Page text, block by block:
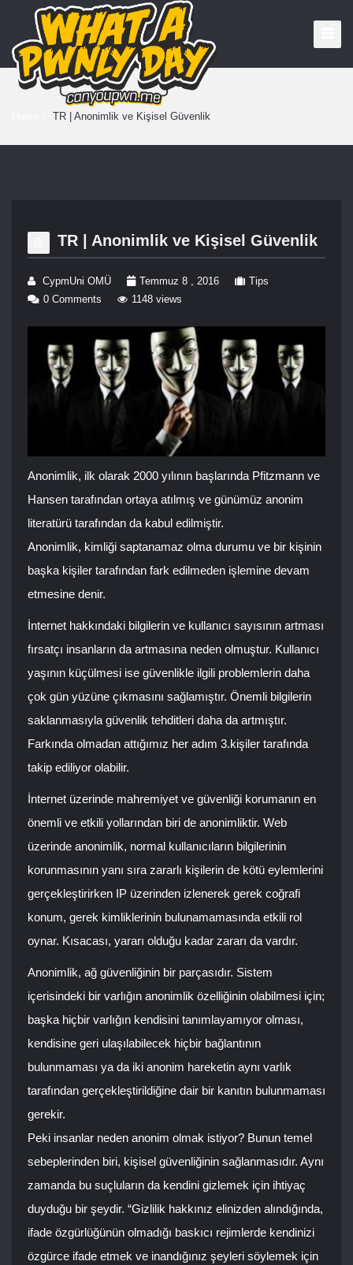
TR | Anonimlik ve Kişisel Güvenlik
TR | Anonimlik ve Kişisel Güvenlik
CypmUni OMÜ Temmuz 8 , 2016
Tips
0 Comments
1148 views
Anonimlik, ilk olarak 2000 yılının başlarında Pfitzmann ve
Hansen tarafından ortaya atılmış ve günümüz anonim
literatürü tarafından da kabul edilmiştir.
Anonimlik, kimliği saptanamaz olma durumu ve bir kişinin
başka kişiler tarafından fark edilmeden işlemine devam
etmesine denir.
İnternet hakkındaki bilgilerin ve kullanıcı sayısının artması
fırsatçı insanların da artmasına neden olmuştur. Kullanıcı
yaşının küçülmesi ise güvenlikle ilgili problemlerin daha
çok gün yüzüne çıkmasını sağlamıştır. Önemli bilgilerin
saklanmasıyla güvenlik tehditleri daha da artmıştır.
Farkında olmadan attığımız her adım 3.kişiler tarafında
takip ediliyor olabilir.
İnternet üzerinde mahremiyet ve güvenliği korumanın en
önemli ve etkili yollarından biri de anonimliktir. Web
üzerinde anonimlik, normal kullanıcıların bilgilerinin
korunmasının yanı sıra zararlı kişilerin de kötü eylemlerini
gerçekleştirirken IP üzerinden izlenerek gerek coğrafi
konum, gerek kimliklerinin bulunamamasında etkili rol
oynar. Kısacası, yararı olduğu kadar zararı da vardır.
Anonimlik, ağ güvenliğinin bir parçasıdır. Sistem
içerisindeki bir varlığın anonimlik özelliğinin olabilmesi için;
başka hiçbir varlığın kendisini tanımlayamıyor olması,
kendisine geri ulaşılabilecek hiçbir bağlantının
bulunmaması ya da iki anonim hareketin aynı varlık
tarafından gerçekleştirildiğine dair bir kanıtın bulunmaması
gerekir.
Peki insanlar neden anonim olmak istiyor? Bunun temel
sebeplerinden biri, kişisel güvenliğinin sağlanmasıdır. Aynı
zamanda bu suçluların da kendini gizlemek için ihtiyaç
duyduğu bir şeydir. “Gizlilik hakkınız elinizden alındığında,
ifade özgürlüğünün olmadığı baskıcı rejimlerde kendinizi
özgürce ifade etmek ve inandığınız şeyleri söylemek için